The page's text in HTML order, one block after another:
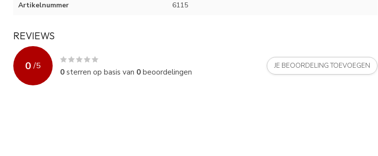
Artikelnummer 6115
REVIEWS
0 /5
0sterren op basis van 0beoordelingen
JE BEOORDELING TOEVOEGEN